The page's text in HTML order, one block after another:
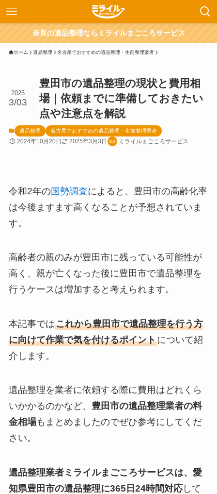
奈良の遺品整理ならミライルまごころサービス
ホーム 遺品整理 名古屋でおすすめの遺品整理・生前整理業者
豊田市の遺品整理の現状と費用相
場｜依頼までに準備しておきたい
点や注意点を解説
2025
3/03
遺品整理 名古屋でおすすめの遺品整理・生前整理業者
2024年10月20日 2025年3月3日 ミライルまごころサービス
令和2年の国勢調査によると、豊田市の高齢化率
は今後ますます高くなることが予想されていま
す。
高齢者の親のみが豊田市に残っている可能性が
高く、親が亡くなった後に豊田市で遺品整理を
行うケースは増加すると考えられます。
本記事ではこれから豊田市で遺品整理を行う方
に向けて作業で気を付けるポイントについて紹
介します。
遺品整理を業者に依頼する際に費用はどれくら
いかかるのかなど、 豊田市の遺品整理業者の料
金相場もまとめましたのでぜひ参考にしてくだ
さい。
遺品整理業者ミライルまごころサービスは、愛
知県豊田市の遺品整理に365日24時間対応して